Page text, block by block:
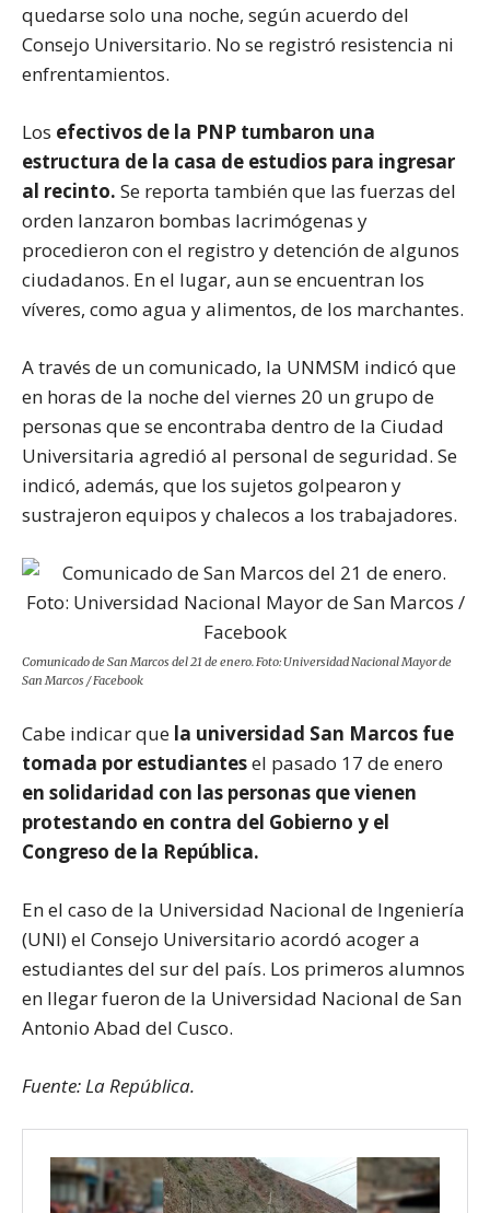
quedarse solo una noche, según acuerdo del
Consejo Universitario. No se registró resistencia ni
enfrentamientos.
Los efectivos de la PNP tumbaron una
estructura de la casa de estudios para ingresar
al recinto. Se reporta también que las fuerzas del
orden lanzaron bombas lacrimógenas y
procedieron con el registro y detención de algunos
ciudadanos. En el lugar, aun se encuentran los
víveres, como agua y alimentos, de los marchantes.
A través de un comunicado, la UNMSM indicó que
en horas de la noche del viernes 20 un grupo de
personas que se encontraba dentro de la Ciudad
Universitaria agredió al personal de seguridad. Se
indicó, además, que los sujetos golpearon y
sustrajeron equipos y chalecos a los trabajadores.
Comunicado de San Marcos del 21 de enero. Foto: Universidad Nacional Mayor de
San Marcos / Facebook
Cabe indicar que la universidad San Marcos fue
tomada por estudiantesel pasado 17 de enero
en solidaridad con las personas que vienen
protestando en contra del Gobierno y el
Congreso de la República.
En el caso de la Universidad Nacional de Ingeniería
(UNI) el Consejo Universitario acordó acoger a
estudiantes del sur del país. Los primeros alumnos
en llegar fueron de la Universidad Nacional de San
Antonio Abad del Cusco.
Fuente: La República.